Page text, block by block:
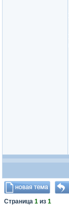
Страница 1 из 1